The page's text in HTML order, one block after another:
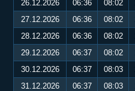
26.12.2026
06:36 08:02
27.12.2026
06:36 08:02
28.12.2026
06:36 08:02
29.12.2026
06:37 08:02
30.12.2026
06:37 08:03
31.12.2026
06:37 08:03